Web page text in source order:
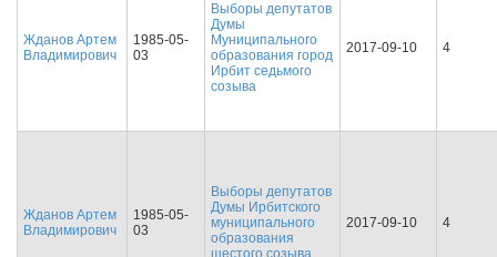
Жданов Артем
Владимирович
1985-05-
03
Выборы депутатов
Думы
Муниципального
образования город
Ирбит седьмого
созыва
2017-09-10 4
Жданов Артем
Владимирович
1985-05-
03
Выборы депутатов
Думы Ирбитского
муниципального
образования
шестого созыва
2017-09-10 4